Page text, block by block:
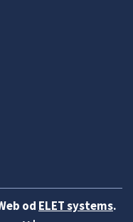
od ELET systems.